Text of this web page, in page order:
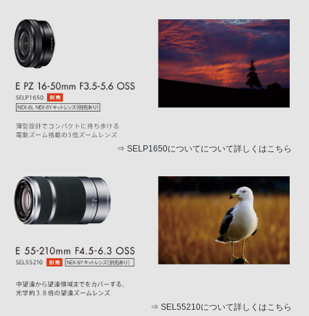
⇒ SELP1650についてについて詳しくはこちら
⇒ SEL55210について詳しくはこちら